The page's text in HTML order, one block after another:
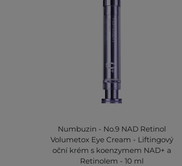
Numbuzin - No.9 NAD Retinol
Volumetox Eye Cream - Liftingový
oční krém s koenzymem NAD+ a
Retinolem - 10 ml